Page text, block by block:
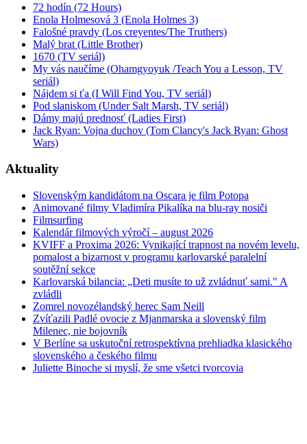
72 hodín (72 Hours)
Enola Holmesová 3 (Enola Holmes 3)
Falošné pravdy (Los creyentes/The Truthers)
Malý brat (Little Brother)
1670 (TV seriál)
My vás naučíme (Ohamgyoyuk /Teach You a Lesson, TV
seriál)
Nájdem si ťa (I Will Find You, TV seriál)
Pod slaniskom (Under Salt Marsh, TV seriál)
Dámy majú prednosť (Ladies First)
Jack Ryan: Vojna duchov (Tom Clancy's Jack Ryan: Ghost
Wars)
Aktuality
Slovenským kandidátom na Oscara je film Potopa
Animované filmy Vladimíra Pikalíka na blu-ray nosiči
Filmsurfing
Kalendár filmových výročí – august 2026
KVIFF a Proxima 2026: Vynikající trapnost na novém levelu,
pomalost a bizarnost v programu karlovarské paralelní
soutěžní sekce
Karlovarská bilancia: „Deti musíte to už zvládnuť sami." A
zvládli
Zomrel novozélandský herec Sam Neill
Zvíťazili Padlé ovocie z Mjanmarska a slovenský film
Milenec, nie bojovník
V Berlíne sa uskutoční retrospektívna prehliadka klasického
slovenského a českého filmu
Juliette Binoche si myslí, že sme všetci tvorcovia